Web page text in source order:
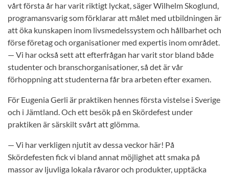
vårt första år har varit riktigt lyckat, säger Wilhelm Skoglund,
programansvarig som förklarar att målet med utbildningen är
att öka kunskapen inom livsmedelssystem och hållbarhet och
förse företag och organisationer med expertis inom området.
— Vi har också sett att efterfrågan har varit stor bland både
studenter och branschorganisationer, så det är vår
förhoppning att studenterna får bra arbeten efter examen.
För Eugenia Gerli är praktiken hennes första vistelse i Sverige
och i Jämtland. Och ett besök på en Skördefest under
praktiken är särskilt svårt att glömma.
— Vi har verkligen njutit av dessa veckor här! På
Skördefesten fick vi bland annat möjlighet att smaka på
massor av ljuvliga lokala råvaror och produkter, upptäcka